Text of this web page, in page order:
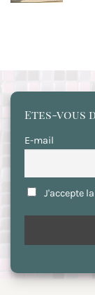
Etes-vous
E-mail
J'accepte